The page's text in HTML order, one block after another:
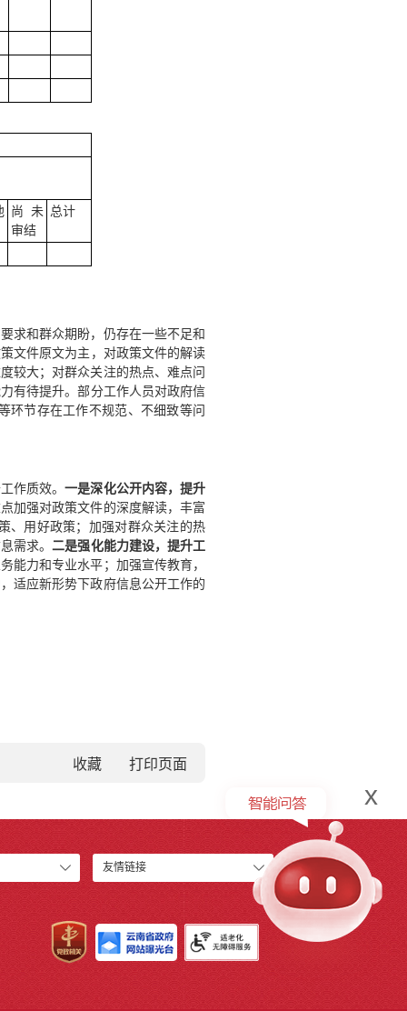
尚未
审结
总计
求和群众期盼，仍存在一些不足和
文件原文为主，对政策文件的解读
较大；对群众关注的热点、难点问
有待提升。部分工作人员对政府信
环节存在工作不规范、不细致等问
作质效。一是深化公开内容，提升
加强对政策文件的深度解读，丰富
、用好政策；加强对群众关注的热
需求。二是强化能力建设，提升工
能力和专业水平；加强宣传教育，
适应新形势下政府信息公开工作的
收藏
友情链接
x